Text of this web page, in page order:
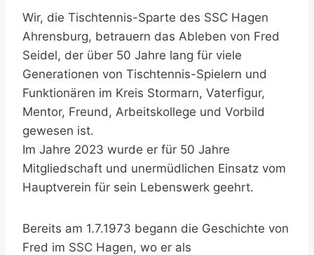
Wir, die Tischtennis-Sparte des SSC Hagen
Ahrensburg, betrauern das Ableben von Fred
Seidel, der über 50 Jahre lang für viele
Generationen von Tischtennis-Spielern und
Funktionären im Kreis Stormarn, Vaterfigur,
Mentor, Freund, Arbeitskollege und Vorbild
gewesen ist.
Im Jahre 2023 wurde er für 50 Jahre
Mitgliedschaft und unermüdlichen Einsatz vom
Hauptverein für sein Lebenswerk geehrt.
Bereits am 1.7.1973 begann die Geschichte von
Fred im SSC Hagen, wo er als